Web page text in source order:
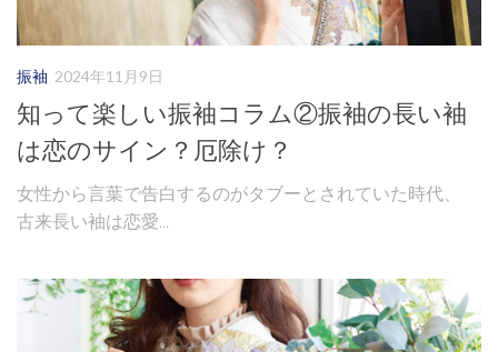
振袖 2024年11月9日
知って楽しい振袖コラム②振袖の長い袖
は恋のサイン？厄除け？
女性から言葉で告白するのがタブーとされていた時代、
古来長い袖は恋愛...